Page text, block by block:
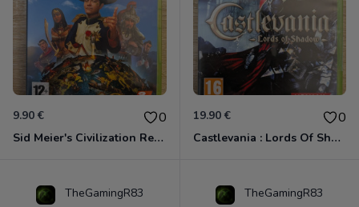
9.90 € 0
Sid Meier's Civilization Revolution Xbox 360
19.90 € 0
Castlevania : Lords Of Shadow Xbox 360
TheGamingR83 TheGamingR83